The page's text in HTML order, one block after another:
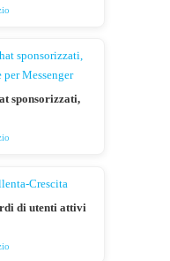
sponsorizzati,
di utenti attivi